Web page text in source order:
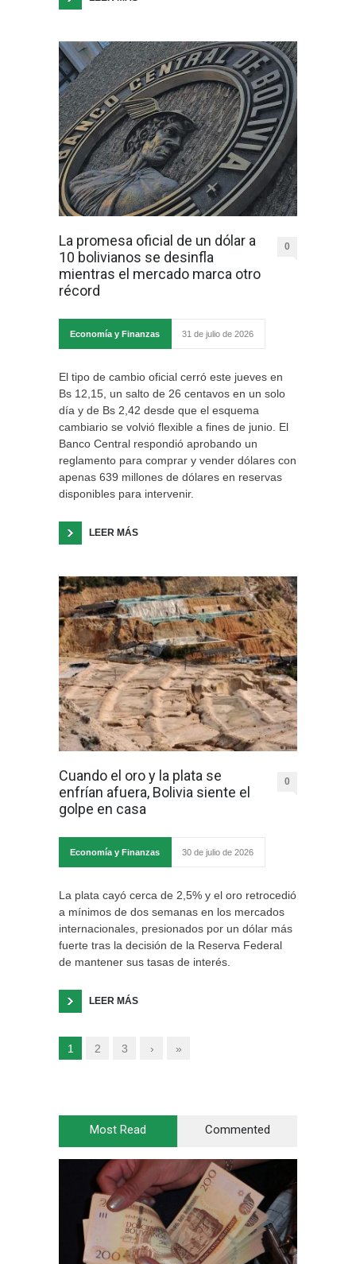
La promesa oficial de un dólar a
10 bolivianos se desinfla
mientras el mercado marca otro
récord
0
Economía y Finanzas 31 de julio de 2026
El tipo de cambio oficial cerró este jueves en
Bs 12,15, un salto de 26 centavos en un solo
día y de Bs 2,42 desde que el esquema
cambiario se volvió flexible a fines de junio. El
Banco Central respondió aprobando un
reglamento para comprar y vender dólares con
apenas 639 millones de dólares en reservas
disponibles para intervenir.
LEER MÁS
Cuando el oro y la plata se
enfrían afuera, Bolivia siente el
golpe en casa
0
Economía y Finanzas 30 de julio de 2026
La plata cayó cerca de 2,5% y el oro retrocedió
a mínimos de dos semanas en los mercados
internacionales, presionados por un dólar más
fuerte tras la decisión de la Reserva Federal
de mantener sus tasas de interés.
LEER MÁS
1 2 3 › »
Most Read Commented